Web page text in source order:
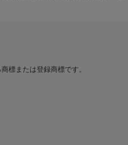
標または登録商標です。